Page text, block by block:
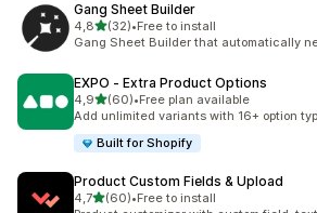
Gang Sheet Builder
4,8z 5 hvězd
(32)
Celkový počet recenzí: 32
•Free to install
Gang Sheet Builder that automatically
EXPO ‑ Extra Product Options
4,9z 5 hvězd
(60)
Celkový počet recenzí: 60
•Free plan available
Add unlimited variants with 16+ option
Built for Shopify
Product Custom Fields & Upload
4,7z 5 hvězd
(60)
Celkový počet recenzí: 60
•Free to install